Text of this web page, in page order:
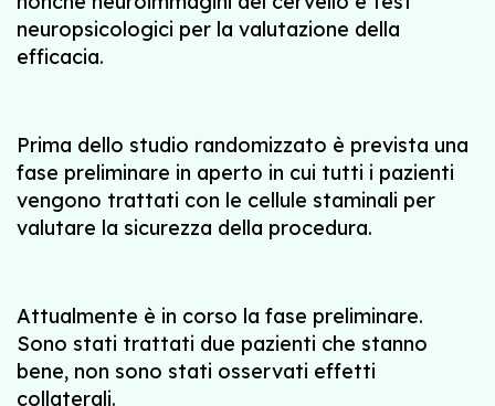
neuropsicologici per la valutazione della
efficacia.
Prima dello studio randomizzato è prevista una
fase preliminare in aperto in cui tutti i pazienti
vengono trattati con le cellule staminali per
valutare la sicurezza della procedura.
Attualmente è in corso la fase preliminare.
Sono stati trattati due pazienti che stanno
bene, non sono stati osservati effetti
collaterali.